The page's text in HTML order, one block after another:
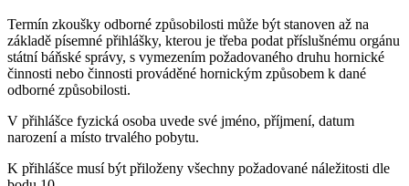
Termín zkoušky odborné způsobilosti může být stanoven až na
základě písemné přihlášky, kterou je třeba podat příslušnému orgánu
státní báňské správy, s vymezením požadovaného druhu hornické
činnosti nebo činnosti prováděné hornickým způsobem k dané
odborné způsobilosti.
V přihlášce fyzická osoba uvede své jméno, příjmení, datum
narození a místo trvalého pobytu.
K přihlášce musí být přiloženy všechny požadované náležitosti dle